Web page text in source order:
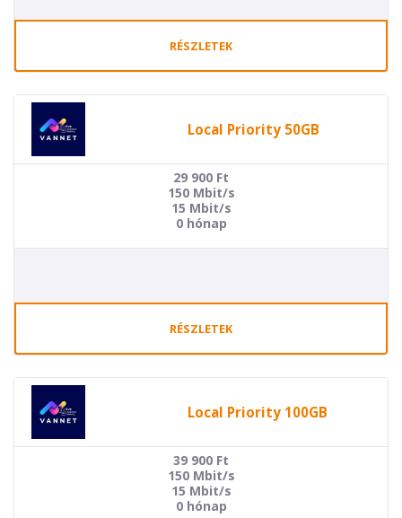
RÉSZLETEK
Local Priority 50GB
29 900 Ft
150 Mbit/s
15 Mbit/s
0 hónap
RÉSZLETEK
Local Priority 100GB
39 900 Ft
150 Mbit/s
15 Mbit/s
0 hónap